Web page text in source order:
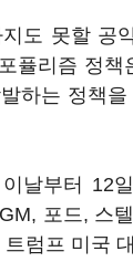
도 못할 공
퓰리즘 정책
하는 정책
날부터 12
포드, 스
럼프 미국